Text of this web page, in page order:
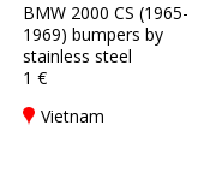
BMW 2000 CS (1965-
1969) bumpers by
stainless steel
1 €
Vietnam